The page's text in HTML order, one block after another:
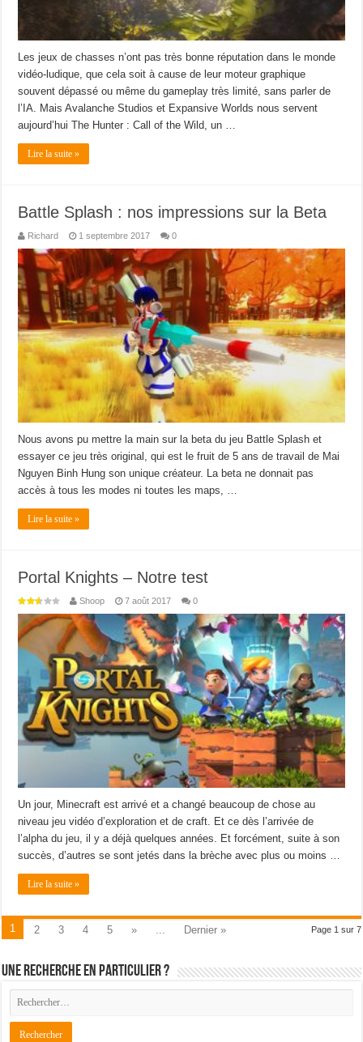
Les jeux de chasses n’ont pas très bonne réputation dans le monde
vidéo-ludique, que cela soit à cause de leur moteur graphique
souvent dépassé ou même du gameplay très limité, sans parler de
l’IA. Mais Avalanche Studios et Expansive Worlds nous servent
aujourd’hui The Hunter : Call of the Wild, un …
Lire la suite »
Battle Splash : nos impressions sur la Beta
Richard 1 septembre 2017 0
Nous avons pu mettre la main sur la beta du jeu Battle Splash et
essayer ce jeu très original, qui est le fruit de 5 ans de travail de Mai
Nguyen Binh Hung son unique créateur. La beta ne donnait pas
accès à tous les modes ni toutes les maps, …
Lire la suite »
Portal Knights – Notre test
Shoop 7 août 2017 0
Un jour, Minecraft est arrivé et a changé beaucoup de chose au
niveau jeu vidéo d’exploration et de craft. Et ce dès l’arrivée de
l’alpha du jeu, il y a déjà quelques années. Et forcément, suite à son
succès, d’autres se sont jetés dans la brèche avec plus ou moins …
Lire la suite »
Page 1 sur 7
1 2 3 4 5 » Dernier »
Une recherche en particulier ?